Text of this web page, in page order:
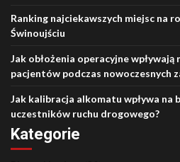
Ranking najciekawszych miejsc na
Świnoujściu
Jak obłożenia operacyjne wpływają
pacjentów podczas nowoczesnych
Jak kalibracja alkomatu wpływa na
uczestników ruchu drogowego?
Kategorie